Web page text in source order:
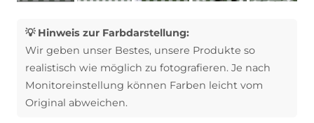
💡 Hinweis zur Farbdarstellung:
Wir geben unser Bestes, unsere Produkte so
realistisch wie möglich zu fotografieren. Je nach
Monitoreinstellung können Farben leicht vom
Original abweichen.